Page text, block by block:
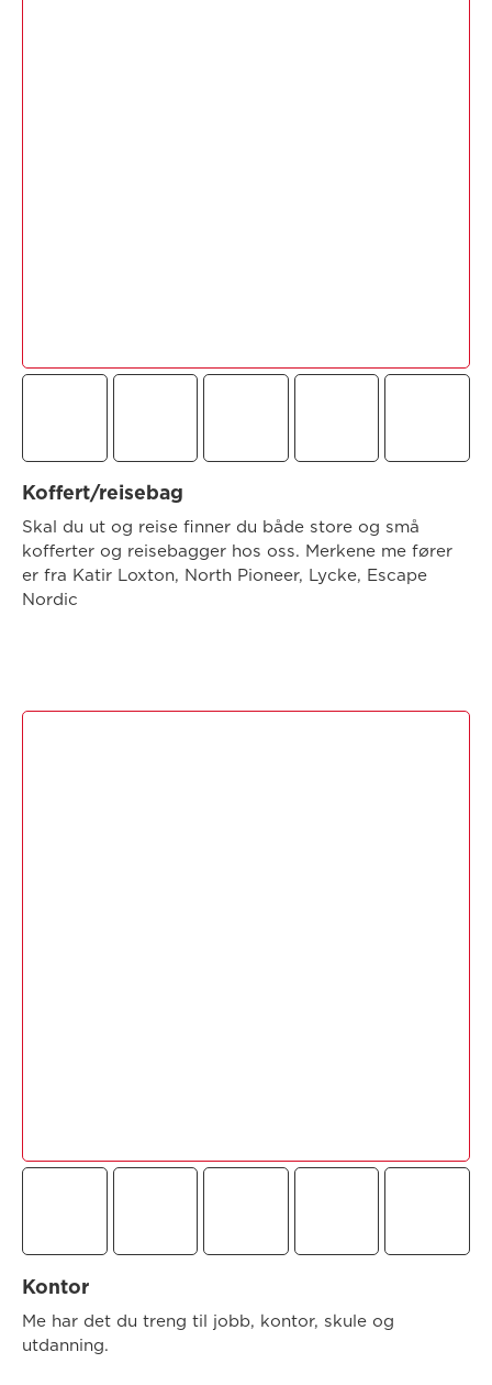
Koffert/reisebag
Skal du ut og reise finner du både store og små
kofferter og reisebagger hos oss. Merkene me fører
er fra Katir Loxton, North Pioneer, Lycke, Escape
Nordic
Kontor
Me har det du treng til jobb, kontor, skule og
utdanning.